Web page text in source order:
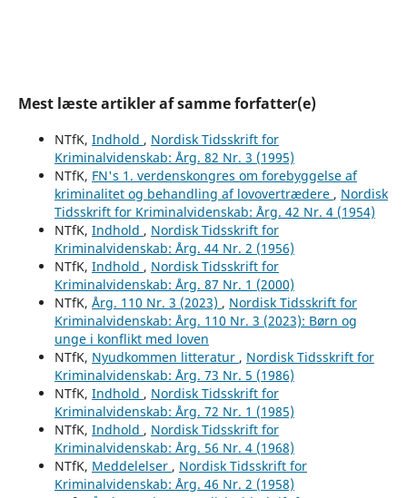
Mest læste artikler af samme forfatter(e)
NTfK, Indhold , Nordisk Tidsskrift for
Kriminalvidenskab: Årg. 82 Nr. 3 (1995)
NTfK, FN's 1. verdenskongres om forebyggelse af
kriminalitet og behandling af lovovertrædere , Nordisk
Tidsskrift for Kriminalvidenskab: Årg. 42 Nr. 4 (1954)
NTfK, Indhold , Nordisk Tidsskrift for
Kriminalvidenskab: Årg. 44 Nr. 2 (1956)
NTfK, Indhold , Nordisk Tidsskrift for
Kriminalvidenskab: Årg. 87 Nr. 1 (2000)
NTfK, Årg. 110 Nr. 3 (2023) , Nordisk Tidsskrift for
Kriminalvidenskab: Årg. 110 Nr. 3 (2023): Børn og
unge i konflikt med loven
NTfK, Nyudkommen litteratur , Nordisk Tidsskrift for
Kriminalvidenskab: Årg. 73 Nr. 5 (1986)
NTfK, Indhold , Nordisk Tidsskrift for
Kriminalvidenskab: Årg. 72 Nr. 1 (1985)
NTfK, Indhold , Nordisk Tidsskrift for
Kriminalvidenskab: Årg. 56 Nr. 4 (1968)
NTfK, Meddelelser , Nordisk Tidsskrift for
Kriminalvidenskab: Årg. 46 Nr. 2 (1958)